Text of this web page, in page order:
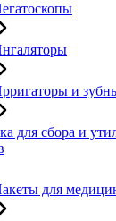
и
для сбора и
для